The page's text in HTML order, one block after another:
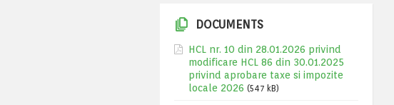
DOCUMENTS
HCL nr. 10 din 28.01.2026 privind
modificare HCL 86 din 30.01.2025
privind aprobare taxe si impozite
locale 2026 (547 kB)